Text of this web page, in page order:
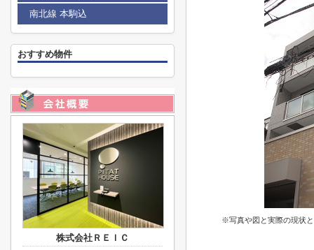
※写真や図と実際の現状
南北線 本駒込
おすすめ物件
株式会社ＲＥＩＣ